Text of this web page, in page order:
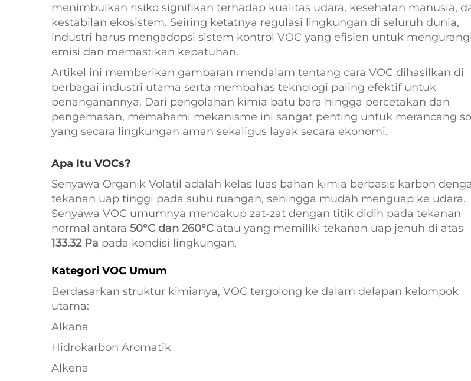
menimbulkan risiko signifikan terhadap kualitas udara, kesehatan manusia,
kestabilan ekosistem. Seiring ketatnya regulasi lingkungan di seluruh dunia,
industri harus mengadopsi sistem kontrol VOC yang efisien untuk
emisi dan memastikan kepatuhan.
Artikel ini memberikan gambaran mendalam tentang cara VOC dihasilkan di
berbagai industri utama serta membahas teknologi paling efektif untuk
penanganannya. Dari pengolahan kimia batu bara hingga percetakan dan
pengemasan, memahami mekanisme ini sangat penting untuk merancang
yang secara lingkungan aman sekaligus layak secara ekonomi.
Apa Itu VOCs?
Senyawa Organik Volatil adalah kelas luas bahan kimia berbasis karbon
tekanan uap tinggi pada suhu ruangan, sehingga mudah menguap ke udara.
Senyawa VOC umumnya mencakup zat-zat dengan titik didih pada tekanan
normal antara 50°C dan 260°C atau yang memiliki tekanan uap jenuh di atas
133.32 Pa pada kondisi lingkungan.
Kategori VOC Umum
Berdasarkan struktur kimianya, VOC tergolong ke dalam delapan kelompok
utama:
Alkana
Hidrokarbon Aromatik
Alkena